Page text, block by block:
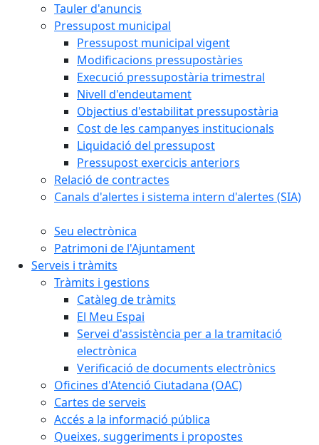
Tauler d'anuncis
Pressupost municipal
Pressupost municipal vigent
Modificacions pressupostàries
Execució pressupostària trimestral
Nivell d'endeutament
Objectius d'estabilitat pressupostària
Cost de les campanyes institucionals
Liquidació del pressupost
Pressupost exercicis anteriors
Relació de contractes
Canals d'alertes i sistema intern d'alertes (SIA)
Seu electrònica
Patrimoni de l'Ajuntament
Serveis i tràmits
Tràmits i gestions
Catàleg de tràmits
El Meu Espai
Servei d'assistència per a la tramitació
electrònica
Verificació de documents electrònics
Oficines d'Atenció Ciutadana (OAC)
Cartes de serveis
Accés a la informació pública
Queixes, suggeriments i propostes